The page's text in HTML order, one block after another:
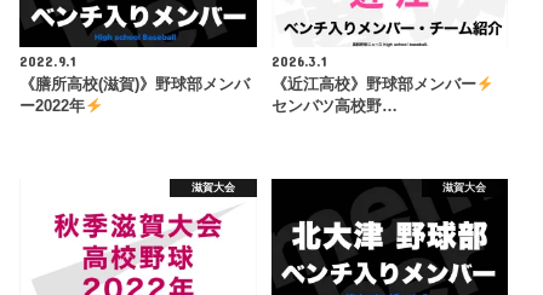
2022.9.1
《膳所高校(滋賀)》野球部メンバ
ー2022年
2026.3.1
《近江高校》野球部メンバー
センバツ高校野…
滋賀大会 滋賀大会